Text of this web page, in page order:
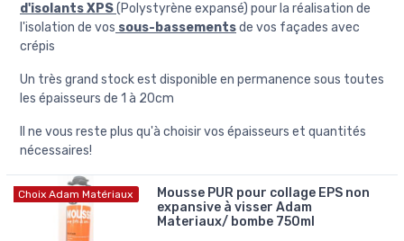
d'isolants XPS(Polystyrène expansé) pour la réalisation de
l'isolation de vos sous-bassementsde vos façades avec
crépis
Un très grand stock est disponible en permanence sous toutes
les épaisseurs de 1 à 20cm
Il ne vous reste plus qu'à choisir vos épaisseurs et quantités
nécessaires!
Choix Adam Matériaux
Mousse PUR pour collage EPS non
expansive à visser Adam
Materiaux/ bombe 750ml